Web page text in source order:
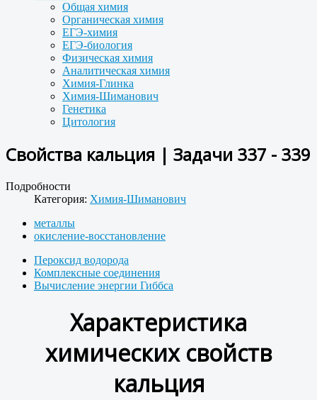
Общая химия
Органическая химия
ЕГЭ-химия
ЕГЭ-биология
Физическая химия
Аналитическая химия
Химия-Глинка
Химия-Шиманович
Генетика
Цитология
Свойства кальция | Задачи 337 - 339
Подробности
Категория: Химия-Шиманович
металлы
окисление-восстановление
Пероксид водорода
Комплексные соединения
Вычисление энергии Гиббса
Характеристика
химических свойств
кальция